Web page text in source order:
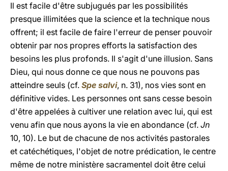
Il est facile d'être subjugués par les possibilités
presque illimitées que la science et la technique nous
offrent; il est facile de faire l'erreur de penser pouvoir
obtenir par nos propres efforts la satisfaction des
besoins les plus profonds. Il s'agit d'une illusion. Sans
Dieu, qui nous donne ce que nous ne pouvons pas
atteindre seuls (cf. Spe salvi, n. 31), nos vies sont en
définitive vides. Les personnes ont sans cesse besoin
d'être appelées à cultiver une relation avec lui, qui est
venu afin que nous ayons la vie en abondance (cf. Jn
10, 10). Le but de chacune de nos activités pastorales
et catéchétiques, l'objet de notre prédication, le centre
même de notre ministère sacramentel doit être celui